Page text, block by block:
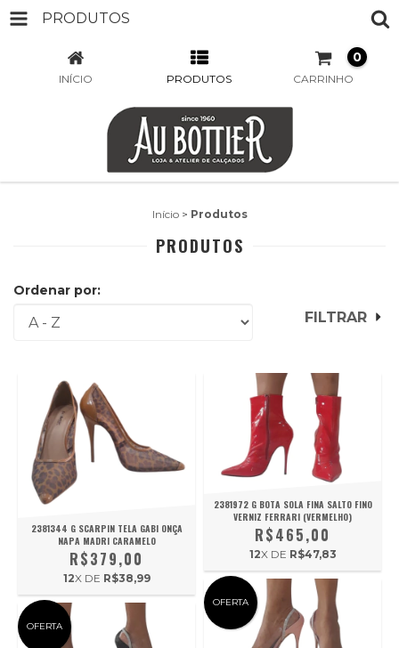
PRODUTOS
INÍCIO PRODUTOS CARRINHO
0
Início > Produtos
PRODUTOS
Ordenar por:
FILTRAR
2381344 G SCARPIN TELA GABI ONÇA
NAPA MADRI CARAMELO
R$379,00
12X DE R$38,99
2381972 G BOTA SOLA FINA SALTO FINO
VERNIZ FERRARI (VERMELHO)
R$465,00
12X DE R$47,83
OFERTA
OFERTA